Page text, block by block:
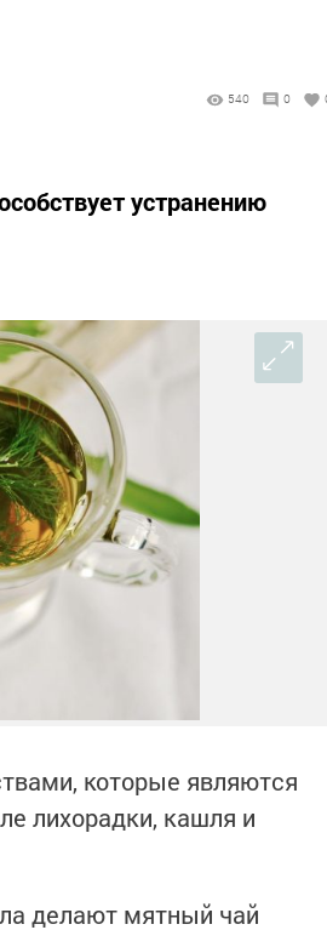
540 0
устранению
которые являются
лихорадки, кашля и
делают мятный чай